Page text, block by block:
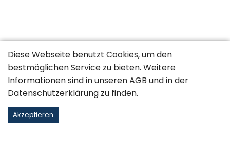
Diese Webseite benutzt Cookies, um den
bestmöglichen Service zu bieten. Weitere
Informationen sind in unserenAGB und in der
Datenschutzerklärung zu finden.
Akzeptieren